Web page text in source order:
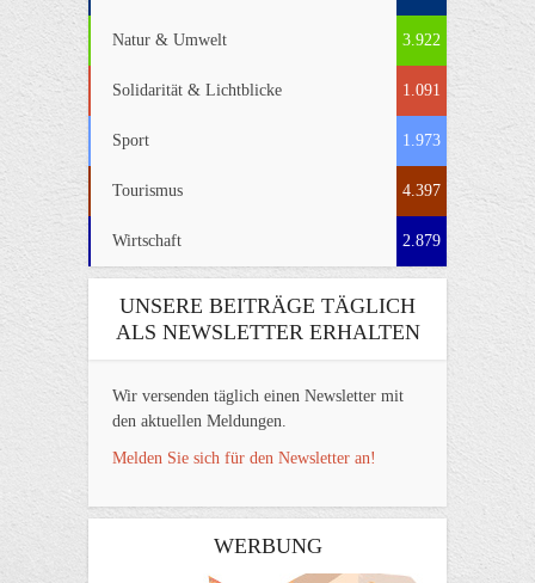
Natur & Umwelt 3.922
Solidarität & Lichtblicke 1.091
Sport 1.973
Tourismus 4.397
Wirtschaft 2.879
UNSERE BEITRÄGE TÄGLICH
ALS NEWSLETTER ERHALTEN
Wir versenden täglich einen Newsletter mit
den aktuellen Meldungen.
Melden Sie sich für den Newsletter an!
WERBUNG